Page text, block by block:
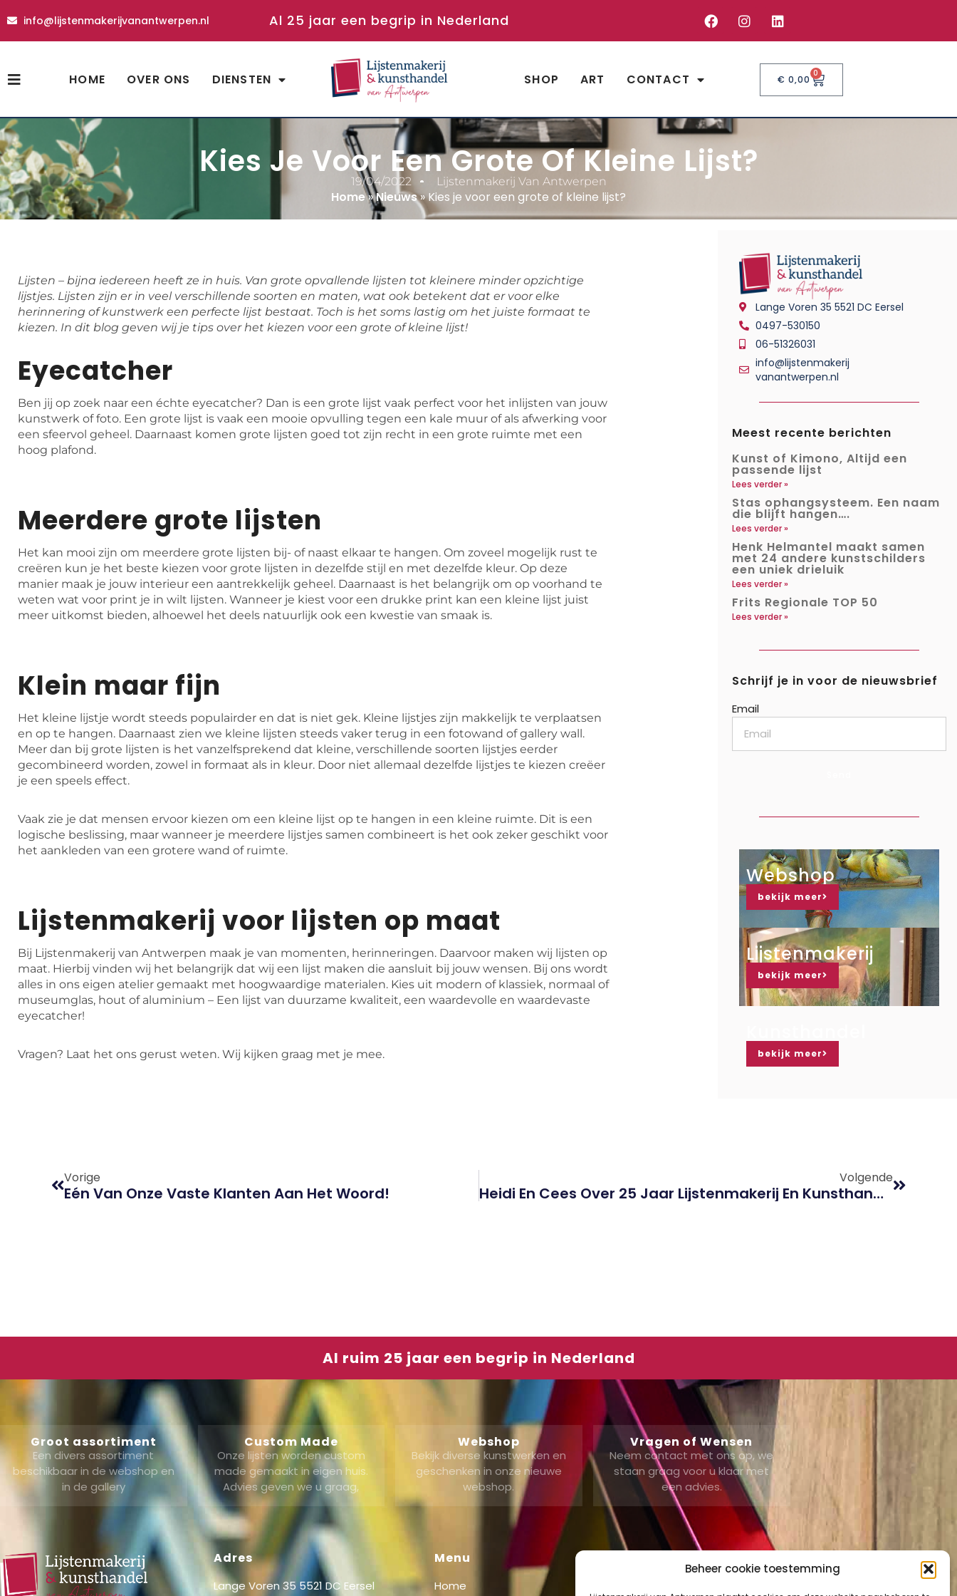
Beheer cookie toestemming
info@lijstenmakerijvanantwerpen.nl Al 25 jaar een begrip in Nederland
HOME OVER ONS DIENSTEN SHOP ART CONTACT € 0,00
0
Kies Je Voor Een Grote Of Kleine Lijst?
19/04/2022 Lijstenmakerij Van Antwerpen
Home»Nieuws»Kies je voor een grote of kleine lijst?
Lijsten – bijna iedereen heeft ze in huis. Van grote opvallende lijsten tot kleinere minder opzichtige
lijstjes. Lijsten zijn er in veel verschillende soorten en maten, wat ook betekent dat er voor elke
herinnering of kunstwerk een perfecte lijst bestaat. Toch is het soms lastig om het juiste formaat te
kiezen. In dit blog geven wij je tips over het kiezen voor een grote of kleine lijst!
Eyecatcher
Ben jij op zoek naar een échte eyecatcher? Dan is een grote lijst vaak perfect voor het inlijsten van jouw
kunstwerk of foto. Een grote lijst is vaak een mooie opvulling tegen een kale muur of als afwerking voor
een sfeervol geheel. Daarnaast komen grote lijsten goed tot zijn recht in een grote ruimte met een
hoog plafond.
Meerdere grote lijsten
Het kan mooi zijn om meerdere grote lijsten bij- of naast elkaar te hangen. Om zoveel mogelijk rust te
creëren kun je het beste kiezen voor grote lijsten in dezelfde stijl en met dezelfde kleur. Op deze
manier maak je jouw interieur een aantrekkelijk geheel. Daarnaast is het belangrijk om op voorhand te
weten wat voor print je in wilt lijsten. Wanneer je kiest voor een drukke print kan een kleine lijst juist
meer uitkomst bieden, alhoewel het deels natuurlijk ook een kwestie van smaak is.
Klein maar fijn
Het kleine lijstje wordt steeds populairder en dat is niet gek. Kleine lijstjes zijn makkelijk te verplaatsen
en op te hangen. Daarnaast zien we kleine lijsten steeds vaker terug in een fotowand of gallery wall.
Meer dan bij grote lijsten is het vanzelfsprekend dat kleine, verschillende soorten lijstjes eerder
gecombineerd worden, zowel in formaat als in kleur. Door niet allemaal dezelfde lijstjes te kiezen creëer
je een speels effect.
Vaak zie je dat mensen ervoor kiezen om een kleine lijst op te hangen in een kleine ruimte. Dit is een
logische beslissing, maar wanneer je meerdere lijstjes samen combineert is het ook zeker geschikt voor
het aankleden van een grotere wand of ruimte.
Lijstenmakerij voor lijsten op maat
Bij Lijstenmakerij van Antwerpen maak je van momenten, herinneringen. Daarvoor maken wij lijsten op
maat. Hierbij vinden wij het belangrijk dat wij een lijst maken die aansluit bij jouw wensen. Bij ons wordt
alles in ons eigen atelier gemaakt met hoogwaardige materialen. Kies uit modern of klassiek, normaal of
museumglas, hout of aluminium – Een lijst van duurzame kwaliteit, een waardevolle en waardevaste
eyecatcher!
Vragen? Laat het ons gerust weten. Wij kijken graag met je mee.
Lange Voren 35 5521 DC Eersel
0497-530150
06-51326031
info@lijstenmakerij
vanantwerpen.nl
Meest recente berichten
Kunst of Kimono, Altijd een
passende lijst
Lees verder »
Stas ophangsysteem. Een naam
die blijft hangen….
Lees verder »
Henk Helmantel maakt samen
met 24 andere kunstschilders
een uniek drieluik
Lees verder »
Frits Regionale TOP 50
Lees verder »
Schrijf je in voor de nieuwsbrief
Email
Webshop
bekijk meer
Lijstenmakerij
bekijk meer
bekijk meer
Vorige
Eén Van Onze Vaste Klanten Aan Het Woord!
Volgende
Heidi En Cees Over 25 Jaar Lijstenmakerij En Kunsthandel Van Antwerpen
Al ruim 25 jaar een begrip in Nederland
Groot assortiment
Een divers assortiment
beschikbaar in de webshop en
in de gallery
Custom Made
Onze lijsten worden custom
made gemaakt in eigen huis.
Advies geven we u graag,
Webshop
Bekijk diverse kunstwerken en
geschenken in onze nieuwe
webshop.
Vragen of Wensen
Neem contact met ons op, we
staan graag voor u klaar met
een advies.
Adres
Lange Voren 35 5521 DC Eersel
Menu
Home